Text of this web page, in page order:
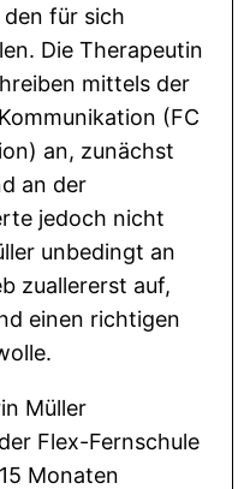
für sich
Die Therapeutin
mittels der
(FC
an, zunächst
an der
jedoch nicht
unbedingt an
zuallererst auf,
einen richtigen
Müller
Flex-Fernschule
Monaten